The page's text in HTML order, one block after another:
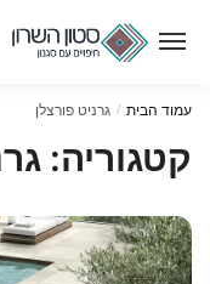
עמוד הבית / גרניט פורצלן
קטגוריה: